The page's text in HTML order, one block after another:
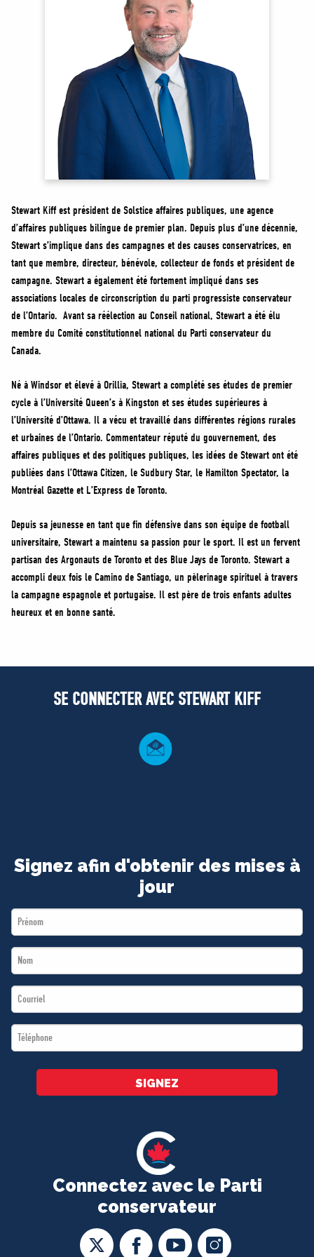
BÉNÉVOLE
ADHÉREZ
BOUTIQUE
Stewart Kiff est président de Solstice affaires publiques, une agence
d’affaires publiques bilingue de premier plan. Depuis plus d’une décennie,
Stewart s’implique dans des campagnes et des causes conservatrices, en
tant que membre, directeur, bénévole, collecteur de fonds et président de
campagne. Stewart a également été fortement impliqué dans ses
associations locales de circonscription du parti progressiste conservateur
de l’Ontario. Avant sa réélection au Conseil national, Stewart a été élu
membre du Comité constitutionnel national du Parti conservateur du
Canada.
Né à Windsor et élevé à Orillia, Stewart a complété ses études de premier
cycle à l’Université Queen’s à Kingston et ses études supérieures à
l’Université d’Ottawa. Il a vécu et travaillé dans différentes régions rurales
et urbaines de l’Ontario. Commentateur réputé du gouvernement, des
affaires publiques et des politiques publiques, les idées de Stewart ont été
publiées dans l’Ottawa Citizen, le Sudbury Star, le Hamilton Spectator, la
Montréal Gazette et L’Express de Toronto.
Depuis sa jeunesse en tant que fin défensive dans son équipe de football
universitaire, Stewart a maintenu sa passion pour le sport. Il est un fervent
partisan des Argonauts de Toronto et des Blue Jays de Toronto. Stewart a
accompli deux fois le Camino de Santiago, un pèlerinage spirituel à travers
la campagne espagnole et portugaise. Il est père de trois enfants adultes
heureux et en bonne santé.
SE CONNECTER AVEC STEWART KIFF
Connectez avec le Parti
conservateur
Signez afin d'obtenir des mises à
jour
First
Name
Last
Name
Email
*
Téléphone
*
SIGNEZ